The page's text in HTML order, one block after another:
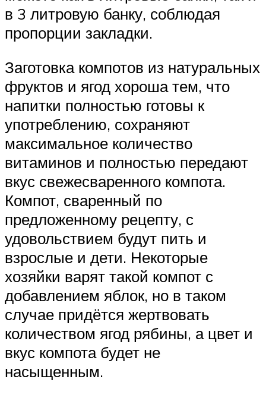
в 3 литровую банку, соблюдая
пропорции закладки.
Заготовка компотов из натуральных
фруктов и ягод хороша тем, что
напитки полностью готовы к
употреблению, сохраняют
максимальное количество
витаминов и полностью передают
вкус свежесваренного компота.
Компот, сваренный по
предложенному рецепту, с
удовольствием будут пить и
взрослые и дети. Некоторые
хозяйки варят такой компот с
добавлением яблок, но в таком
случае придётся жертвовать
количеством ягод рябины, а цвет и
вкус компота будет не
насыщенным.